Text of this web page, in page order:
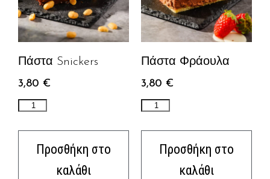
Πάστα Snickers
3,80 €
Προσθήκη στο
καλάθι
Πάστα Φράουλα
3,80 €
Προσθήκη στο
καλάθι